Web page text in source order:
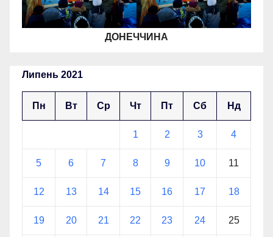
ДОНЕЧЧИНА
Липень 2021
Пн Вт Ср Чт Пт Сб Нд
1 2 3 4
5 6 7 8 9 10 11
12 13 14 15 16 17 18
19 20 21 22 23 24 25